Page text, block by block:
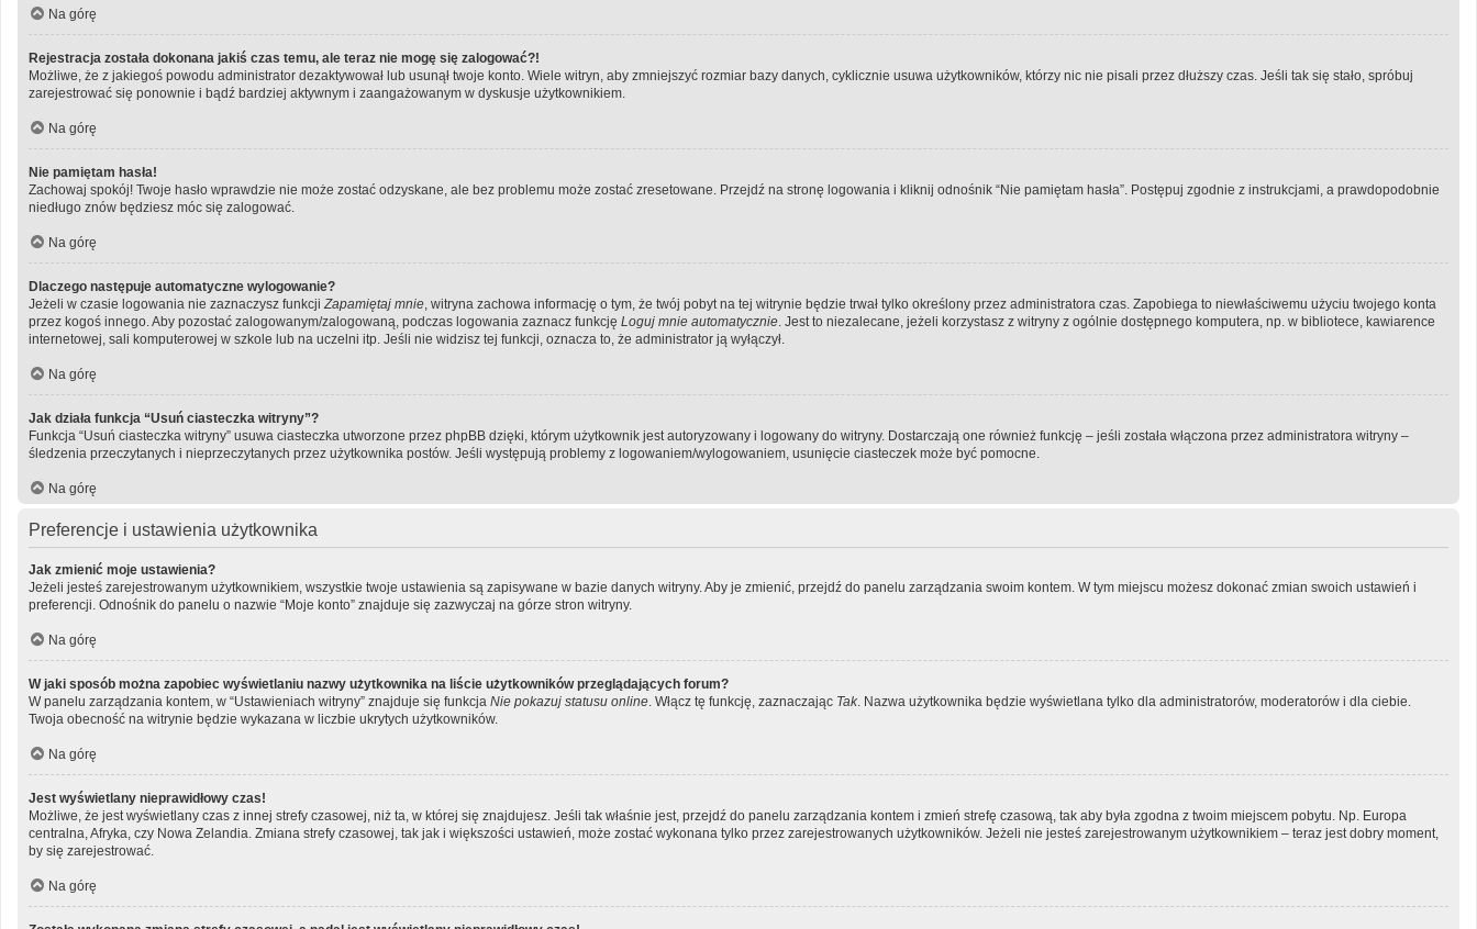
Na górę
Rejestracja została dokonana jakiś czas temu, ale teraz nie mogę się zalogować?!
Możliwe, że z jakiegoś powodu administrator dezaktywował lub usunął twoje konto. Wiele witryn, aby zmniejszyć rozmiar bazy danych, cyklicznie usuwa użytkowników, którzy nic nie pisali przez dłuższy czas. Jeśli tak się stało, spróbuj
zarejestrować się ponownie i bądź bardziej aktywnym i zaangażowanym w dyskusje użytkownikiem.
Na górę
Nie pamiętam hasła!
Zachowaj spokój! Twoje hasło wprawdzie nie może zostać odzyskane, ale bez problemu może zostać zresetowane. Przejdź na stronę logowania i kliknij odnośnik “Nie pamiętam hasła”. Postępuj zgodnie z instrukcjami, a prawdopodobnie
niedługo znów będziesz móc się zalogować.
Na górę
Dlaczego następuje automatyczne wylogowanie?
Jeżeli w czasie logowania nie zaznaczysz funkcjiZapamiętaj mnie, witryna zachowa informację o tym, że twój pobyt na tej witrynie będzie trwał tylko określony przez administratora czas. Zapobiega to niewłaściwemu użyciu twojego konta
przez kogoś innego. Aby pozostać zalogowanym/zalogowaną, podczas logowania zaznacz funkcję Loguj mnie automatycznie. Jest to niezalecane, jeżeli korzystasz z witryny z ogólnie dostępnego komputera, np. w bibliotece, kawiarence
internetowej, sali komputerowej w szkole lub na uczelni itp. Jeśli nie widzisz tej funkcji, oznacza to, że administrator ją wyłączył.
Na górę
Jak działa funkcja “Usuń ciasteczka witryny”?
Funkcja “Usuń ciasteczka witryny” usuwa ciasteczka utworzone przez phpBB dzięki, którym użytkownik jest autoryzowany i logowany do witryny. Dostarczają one również funkcję – jeśli została włączona przez administratora witryny –
śledzenia przeczytanych i nieprzeczytanych przez użytkownika postów. Jeśli występują problemy z logowaniem/wylogowaniem, usunięcie ciasteczek może być pomocne.
Na górę
Preferencje i ustawienia użytkownika
Jak zmienić moje ustawienia?
Jeżeli jesteś zarejestrowanym użytkownikiem, wszystkie twoje ustawienia są zapisywane w bazie danych witryny. Aby je zmienić, przejdź do panelu zarządzania swoim kontem. W tym miejscu możesz dokonać zmian swoich ustawień i
preferencji. Odnośnik do panelu o nazwie “Moje konto” znajduje się zazwyczaj na górze stron witryny.
Na górę
W jaki sposób można zapobiec wyświetlaniu nazwy użytkownika na liście użytkowników przeglądających forum?
W panelu zarządzania kontem, w “Ustawieniach witryny” znajduje się funkcja Nie pokazuj statusu online. Włącz tę funkcję, zaznaczając Tak. Nazwa użytkownika będzie wyświetlana tylko dla administratorów, moderatorów i dla ciebie.
Twoja obecność na witrynie będzie wykazana w liczbie ukrytych użytkowników.
Na górę
Jest wyświetlany nieprawidłowy czas!
Możliwe, że jest wyświetlany czas z innej strefy czasowej, niż ta, w której się znajdujesz. Jeśli tak właśnie jest, przejdź do panelu zarządzania kontem i zmień strefę czasową, tak aby była zgodna z twoim miejscem pobytu. Np. Europa
centralna, Afryka, czy Nowa Zelandia. Zmiana strefy czasowej, tak jak i większości ustawień, może zostać wykonana tylko przez zarejestrowanych użytkowników. Jeżeli nie jesteś zarejestrowanym użytkownikiem – teraz jest dobry moment,
by się zarejestrować.
Na górę